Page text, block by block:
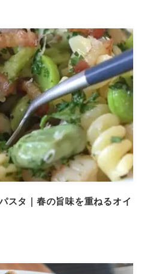
スタ｜春の旨味を重ねるオイ